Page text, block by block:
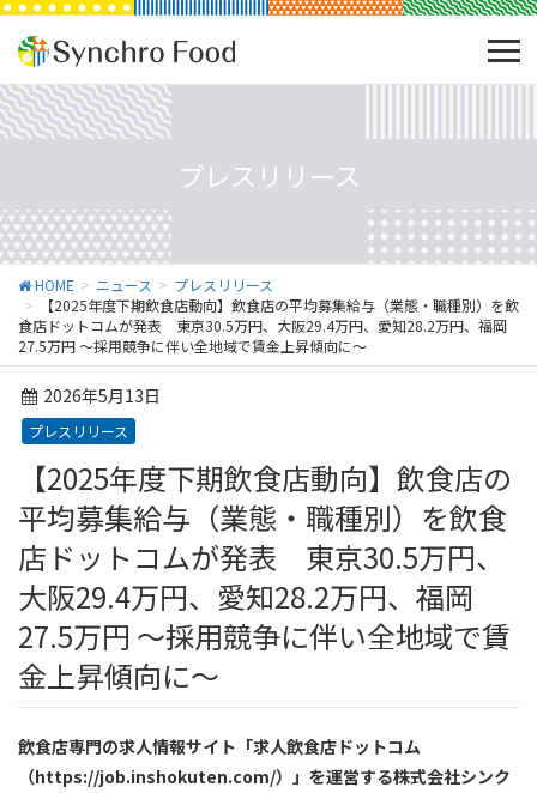
プレスリリース
HOME ニュース
プレスリリース
【2025年度下期飲食店動向】飲食店の平均募集給与（業態・職種別）を飲
食店ドットコムが発表 東京30.5万円、大阪29.4万円、愛知28.2万円、福岡
27.5万円 ～採用競争に伴い全地域で賃金上昇傾向に～
2026年5月13日
プレスリリース
【2025年度下期飲食店動向】飲食店の
平均募集給与（業態・職種別）を飲食
店ドットコムが発表 東京30.5万円、
大阪29.4万円、愛知28.2万円、福岡
27.5万円 ～採用競争に伴い全地域で賃
金上昇傾向に～
飲食店専門の求人情報サイト「求人飲食店ドットコム
（https://job.inshokuten.com/）」を運営する株式会社シンク